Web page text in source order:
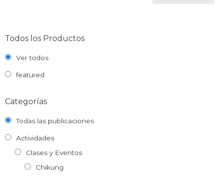
Todos los Productos
Ver todos
featured
Categorías
Todas las publicaciones
Actividades
Clases y Eventos
Chikung